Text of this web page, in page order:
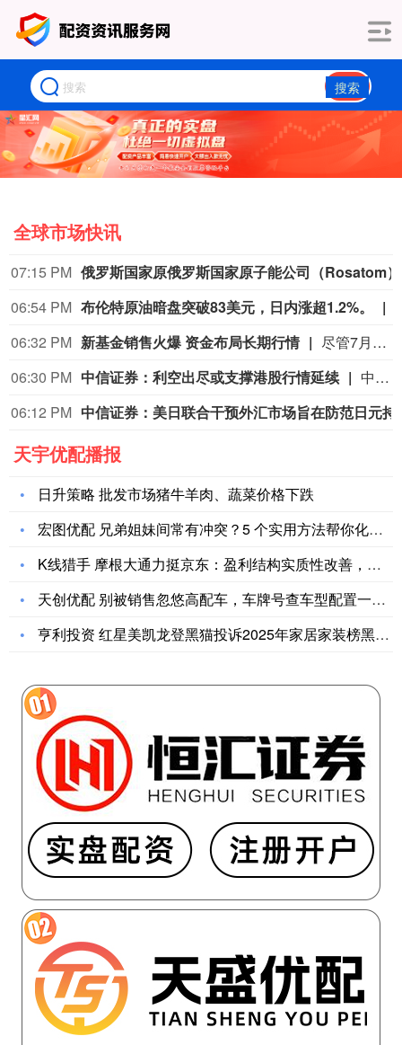
搜索
全球市场快讯
07:15 PM
06:54 PM 布伦特原油暗盘突破83美元，日内涨超1.2%。
06:32 PM 新基金销售火爆 资金布局长期行情
尽管7月A股市场调整，但新发基金市场却呈现出冷暖反差，多只主动权益新品募集成绩亮眼。普通投资者踊跃认购新基金的背后，是不少基金经理对于当前科技行情长周期属性的深度研判，公募普遍判断AI产业浪潮不是短期主题炒作，科技浪潮的演绎周期也远不止半年。
06:30 PM 中信证券：利空出尽或支撑港股行情延续
中信证券研报指出，近一个月恒生综指迎来业绩预期反转，中报超预期与利好预告推动全年盈利上修；而恒科指数受制于乘用车盈利分化及头部互联网平台资本开支扩张对短期利润率的压制，预期修复相对滞后。行业上，医疗保健（CXO与制药龙头驱动）、金融（券商资管与保险）、公用事业及周期运输景气上行；消费、地产及资讯科技预期遭下调。交易层面呈现资金回补超跌低位板块与交易高景气业绩动能的“双管齐下”特征。面对财报密集披露期与海内外宏观扰动，配置建议维持“红利防守+成长弹性”杠铃策略：防守端锁定高股息、低β“类债”资产；进攻端聚焦互联网巨头、双向资金加仓的机器人与生物科技，以及技术硬件与AI应用，兼顾创新药及工业金属的催化布局。
06:12 PM
天宇优配播报
日升策略 批发市场猪牛羊肉、蔬菜价格下跌
宏图优配 兄弟姐妹间常有冲突？5 个实用方法帮你化解_孩子_
K线猎手 摩根大通力挺京东：盈利结构实质性改善，估值仍被严重
天创优配 别被销售忽悠高配车，车牌号查车型配置一步就能识破_
亨利投资 红星美凯龙登黑猫投诉2025年家居家装榜黑榜：红星